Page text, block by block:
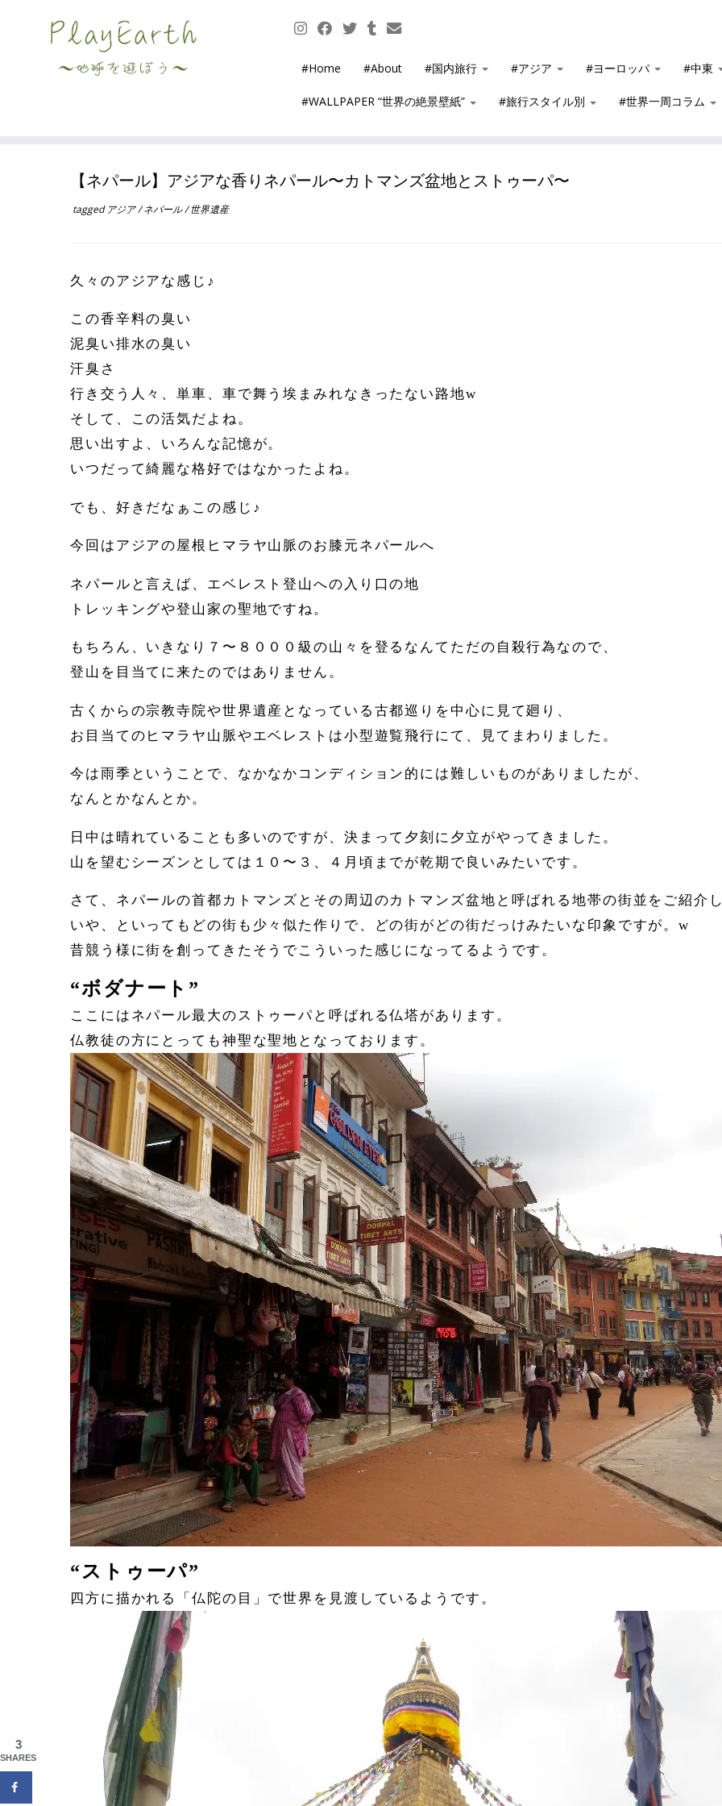
#Home
#About #国内旅行 #アジア #ヨーロッパ #中東
#WALLPAPER “世界の絶景壁紙” #旅行スタイル別 #世界一周コラム
【ネパール】アジアな香りネパール〜カトマンズ盆地とストゥーパ〜
tagged アジア/ネパール/世界遺産
久々のアジアな感じ♪
この香辛料の臭い
泥臭い排水の臭い
汗臭さ
行き交う人々、単車、車で舞う埃まみれなきったない路地w
そして、この活気だよね。
思い出すよ、いろんな記憶が。
いつだって綺麗な格好ではなかったよね。
でも、好きだなぁこの感じ♪
今回はアジアの屋根ヒマラヤ山脈のお膝元ネパールへ
ネパールと言えば、エベレスト登山への入り口の地
トレッキングや登山家の聖地ですね。
もちろん、いきなり７〜８０００級の山々を登るなんてただの自殺行為なので、
登山を目当てに来たのではありません。
古くからの宗教寺院や世界遺産となっている古都巡りを中心に見て廻り、
お目当てのヒマラヤ山脈やエベレストは小型遊覧飛行にて、見てまわりました。
今は雨季ということで、なかなかコンディション的には難しいものがありましたが、
なんとかなんとか。
日中は晴れていることも多いのですが、決まって夕刻に夕立がやってきました。
山を望むシーズンとしては１０〜３、４月頃までが乾期で良いみたいです。
さて、ネパールの首都カトマンズとその周辺のカトマンズ盆地と呼ばれる地帯の街並をご紹介
いや、といってもどの街も少々似た作りで、どの街がどの街だっけみたいな印象ですが。w
昔競う様に街を創ってきたそうでこういった感じになってるようです。
“ボダナート”
ここにはネパール最大のストゥーパと呼ばれる仏塔があります。
仏教徒の方にとっても神聖な聖地となっております。
“ストゥーパ”
四方に描かれる「仏陀の目」で世界を見渡しているようです。
3
SHARES